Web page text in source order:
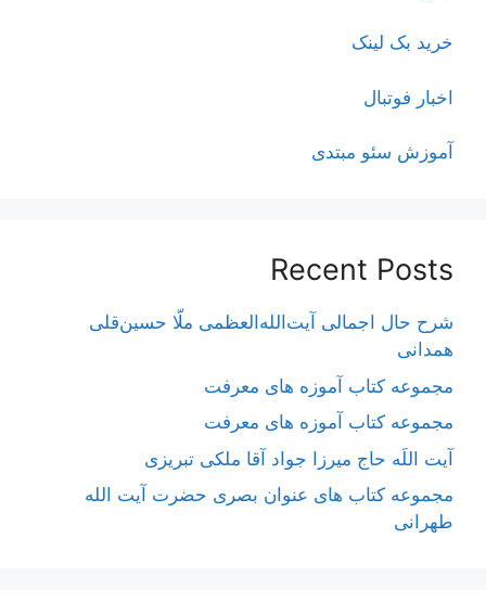
خرید بک لینک
اخبار فوتبال
آموزش سئو مبتدی
Recent Posts
شرح حال اجمالی آیت‌الله‌العظمی ملّا حسین‌قلی
همدانی
مجموعه کتاب آموزه های معرفت
مجموعه کتاب آموزه های معرفت
آیت اللَه حاج میرزا جواد آقا ملکی تبریزی
مجموعه کتاب های عنوان بصری حضرت آیت الله
طهرانی